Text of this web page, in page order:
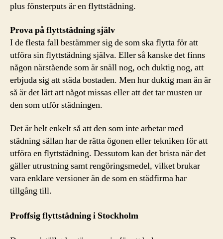
plus fönsterputs är en flyttstädning.
Prova på flyttstädning själv
I de flesta fall bestämmer sig de som ska flytta för att
utföra sin flyttstädning själva. Eller så kanske det finns
någon närstående som är snäll nog, och duktig nog, att
erbjuda sig att städa bostaden. Men hur duktig man än är
så är det lätt att något missas eller att det tar musten ur
den som utför städningen.
Det är helt enkelt så att den som inte arbetar med
städning sällan har de rätta ögonen eller tekniken för att
utföra en flyttstädning. Dessutom kan det brista när det
gäller utrustning samt rengöringsmedel, vilket brukar
vara enklare versioner än de som en städfirma har
tillgång till.
Proffsig flyttstädning i Stockholm